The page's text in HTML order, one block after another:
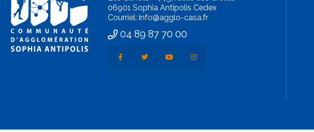
06901 Sophia Antipolis Cedex
Courriel: info@agglo-casa.fr
04 89 87 70 00